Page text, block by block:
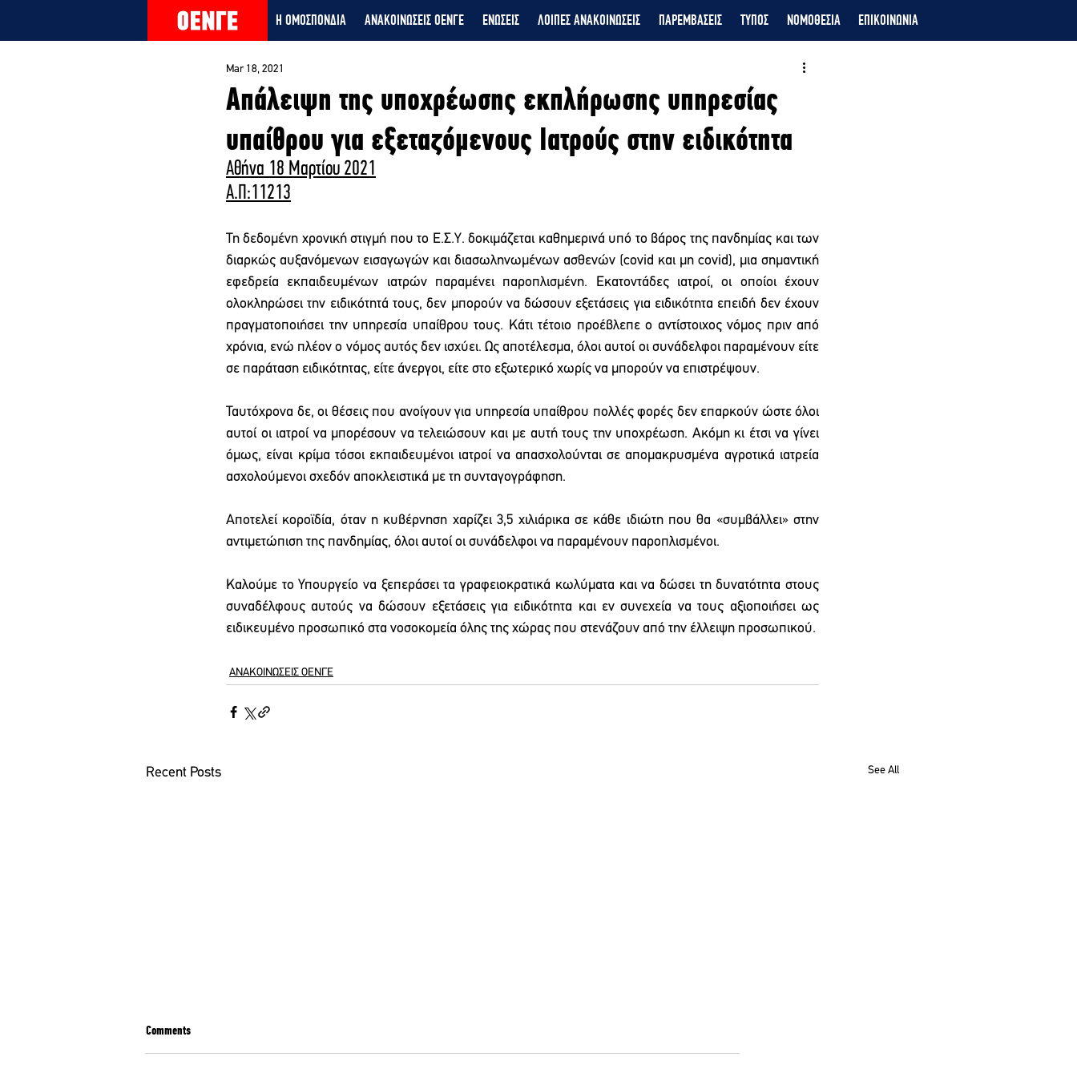
Η ΟΜΟΣΠΟΝΔΙΑ ΑΝΑΚΟΙΝΩΣΕΙΣ ΟΕΝΓΕ ΕΝΩΣΕΙΣ ΛΟΙΠΕΣ ΑΝΑΚΟΙΝΩΣΕΙΣ ΠΑΡΕΜΒΑΣΕΙΣ ΤΥΠΟΣ ΝΟΜΟΘΕΣΙΑ ΕΠΙΚΟΙΝΩΝΙΑ
Απάλειψη της υποχρέωσης εκπλήρωσης υπηρεσίας
υπαίθρου για εξεταζόμενους Ιατρούς στην ειδικότητα
Mar 18, 2021
Αθήνα 18 Μαρτίου 2021
Α.Π:11213
Τη δεδομένη χρονική στιγμή που το Ε.Σ.Υ. δοκιμάζεται καθημερινά υπό το βάρος της πανδημίας και των
διαρκώς αυξανόμενων εισαγωγών και διασωληνωμένων ασθενών (covid και μη covid), μια σημαντική
εφεδρεία εκπαιδευμένων ιατρών παραμένει παροπλισμένη. Εκατοντάδες ιατροί, οι οποίοι έχουν
ολοκληρώσει την ειδικότητά τους, δεν μπορούν να δώσουν εξετάσεις για ειδικότητα επειδή δεν έχουν
πραγματοποιήσει την υπηρεσία υπαίθρου τους. Κάτι τέτοιο προέβλεπε ο αντίστοιχος νόμος πριν από
χρόνια, ενώ πλέον ο νόμος αυτός δεν ισχύει. Ως αποτέλεσμα, όλοι αυτοί οι συνάδελφοι παραμένουν είτε
σε παράταση ειδικότητας, είτε άνεργοι, είτε στο εξωτερικό χωρίς να μπορούν να επιστρέψουν.
Ταυτόχρονα δε, οι θέσεις που ανοίγουν για υπηρεσία υπαίθρου πολλές φορές δεν επαρκούν ώστε όλοι
αυτοί οι ιατροί να μπορέσουν να τελειώσουν και με αυτή τους την υποχρέωση. Ακόμη κι έτσι να γίνει
όμως, είναι κρίμα τόσοι εκπαιδευμένοι ιατροί να απασχολούνται σε απομακρυσμένα αγροτικά ιατρεία
ασχολούμενοι σχεδόν αποκλειστικά με τη συνταγογράφηση.
Αποτελεί κοροϊδία, όταν η κυβέρνηση χαρίζει 3,5 χιλιάρικα σε κάθε ιδιώτη που θα «συμβάλλει» στην
αντιμετώπιση της πανδημίας, όλοι αυτοί οι συνάδελφοι να παραμένουν παροπλισμένοι.
Καλούμε το Υπουργείο να ξεπεράσει τα γραφειοκρατικά κωλύματα και να δώσει τη δυνατότητα στους
συναδέλφους αυτούς να δώσουν εξετάσεις για ειδικότητα και εν συνεχεία να τους αξιοποιήσει ως
ειδικευμένο προσωπικό στα νοσοκομεία όλης της χώρας που στενάζουν από την έλλειψη προσωπικού.
ΑΝΑΚΟΙΝΩΣΕΙΣ ΟΕΝΓΕ
Recent Posts See All
Comments